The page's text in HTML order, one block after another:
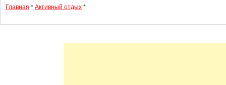
Главная * Активный отдых *